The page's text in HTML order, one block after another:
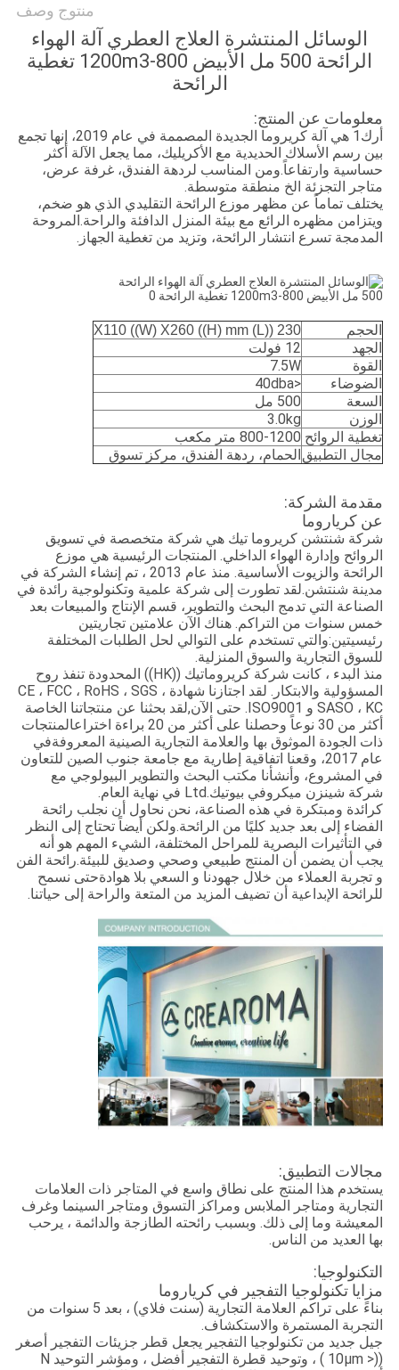
سياسة
الخصوصية
منتوج وصف
الوسائل المنتشرة العلاج العطري آلة الهواء
الرائحة 500 مل الأبيض 800-1200m3 تغطية
الرائحة
معلومات عن المنتج:
أرك1 هي آلة كريروما الجديدة المصممة في عام 2019، إنها تجمع
بين رسم الأسلاك الحديدية مع الأكريليك، مما يجعل الآلة أكثر
حساسية وارتفاعاً.ومن المناسب لردهة الفندق، غرفة عرض،
متاجر التجزئة الخ منطقة متوسطة.
يختلف تماماً عن مظهر موزع الرائحة التقليدي الذي هو ضخم،
ويتزامن مظهره الرائع مع بيئة المنزل الدافئة والراحة.المروحة
المدمجة تسرع انتشار الرائحة، وتزيد من تغطية الجهاز.
الحجم 230 ((L) X110 ((W) X260 ((H) mm
الجهد
12 فولت
القوة
7.5W
الضوضاء
<40dba
السعة
500 مل
الوزن
3.0kg
تغطية الروائح 800-1200 متر مكعب
مجال التطبيق الحمام، ردهة الفندق، مركز تسوق
مقدمة الشركة:
عن كرياروما
شركة شنتشن كريروما تيك هي شركة متخصصة في تسويق
الروائح وإدارة الهواء الداخلي. المنتجات الرئيسية هي موزع
الرائحة والزيوت الأساسية. منذ عام 2013 ، تم إنشاء الشركة في
مدينة شنتشن.لقد تطورت إلى شركة علمية وتكنولوجية رائدة في
الصناعة التي تدمج البحث والتطوير، قسم الإنتاج والمبيعات بعد
خمس سنوات من التراكم. هناك الآن علامتين تجاريتين
رئيسيتين:والتي تستخدم على التوالي لحل الطلبات المختلفة
للسوق التجارية والسوق المنزلية.
منذ البدء ، كانت شركة كريروماتيك ((HK)) المحدودة تنفذ روح
المسؤولية والابتكار. لقد اجتازنا شهادة CE ، FCC ، RoHS ، SGS ،
SASO ، KC و ISO9001. حتى الآن,لقد بحثنا عن منتجاتنا الخاصة
أكثر من 30 نوعاً وحصلنا على أكثر من 20 براءة اختراعالمنتجات
ذات الجودة الموثوق بها والعلامة التجارية الصينية المعروفةفي
عام 2017، وقعنا اتفاقية إطارية مع جامعة جنوب الصين للتعاون
في المشروع، وأنشأنا مكتب البحث والتطوير البيولوجي مع
شركة شينزن ميكروفي بيوتيك.Ltd في نهاية العام.
كرائدة ومبتكرة في هذه الصناعة، نحن نحاول أن نجلب رائحة
الفضاء إلى بعد جديد كليًا من الرائحة.ولكن أيضاً تحتاج إلى النظر
في التأثيرات البصرية للمراحل المختلفة، الشيء المهم هو أنه
يجب أن يضمن أن المنتج طبيعي وصحي وصديق للبيئة.رائحة الفن
و تجربة العملاء من خلال جهودنا و السعي بلا هوادةحتى نسمح
للرائحة الإبداعية أن تضيف المزيد من المتعة والراحة إلى حياتنا.
مجالات التطبيق:
يستخدم هذا المنتج على نطاق واسع في المتاجر ذات العلامات
التجارية ومتاجر الملابس ومراكز التسوق ومتاجر السينما وغرف
المعيشة وما إلى ذلك. وبسبب رائحته الطازجة والدائمة ، يرحب
بها العديد من الناس.
التكنولوجيا:
مزايا تكنولوجيا التفجير في كرياروما
بناءً على تراكم العلامة التجارية (سنت فلاي) ، بعد 5 سنوات من
التجربة المستمرة والاستكشاف.
جيل جديد من تكنولوجيا التفجير يجعل قطر جزيئات التفجير أصغر
((< 10μm ) ، وتوحيد قطرة التفجير أفضل ، ومؤشر التوحيد N